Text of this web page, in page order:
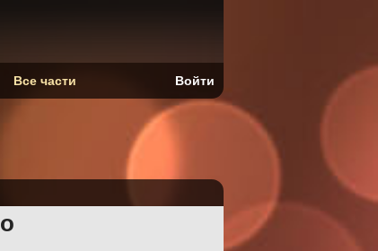
Все части Войти